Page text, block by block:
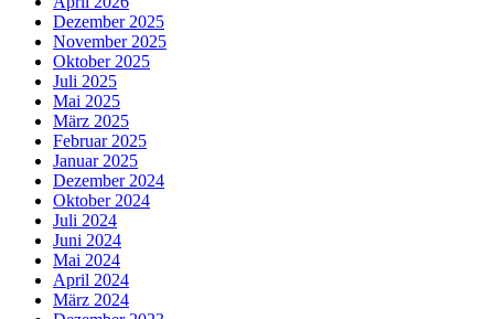
Dezember 2025
November 2025
Oktober 2025
Juli 2025
Mai 2025
März 2025
Februar 2025
Januar 2025
Dezember 2024
Oktober 2024
Juli 2024
Juni 2024
Mai 2024
April 2024
März 2024